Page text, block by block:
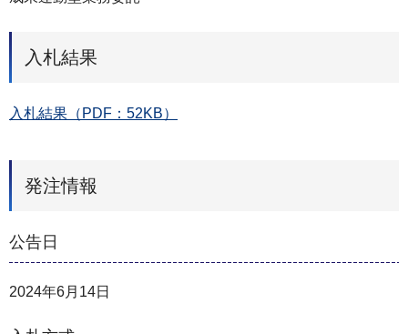
入札結果
入札結果（PDF：52KB）
発注情報
公告日
2024年6月14日